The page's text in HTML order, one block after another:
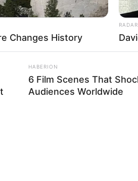
Changes History
HABERION
6 Film Scenes That
Audiences Worldwide